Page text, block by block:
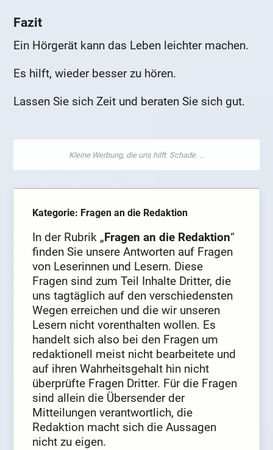
Fazit
Ein Hörgerät kann das Leben leichter machen.
Es hilft, wieder besser zu hören.
Lassen Sie sich Zeit und beraten Sie sich gut.
Kategorie: Fragen an die Redaktion
In der Rubrik „Fragen an die Redaktion“
finden Sie unsere Antworten auf Fragen
von Leserinnen und Lesern. Diese
Fragen sind zum Teil Inhalte Dritter, die
uns tagtäglich auf den verschiedensten
Wegen erreichen und die wir unseren
Lesern nicht vorenthalten wollen. Es
handelt sich also bei den Fragen um
redaktionell meist nicht bearbeitete und
auf ihren Wahrheitsgehalt hin nicht
überprüfte Fragen Dritter. Für die Fragen
sind allein die Übersender der
Mitteilungen verantwortlich, die
Redaktion macht sich die Aussagen
nicht zu eigen.